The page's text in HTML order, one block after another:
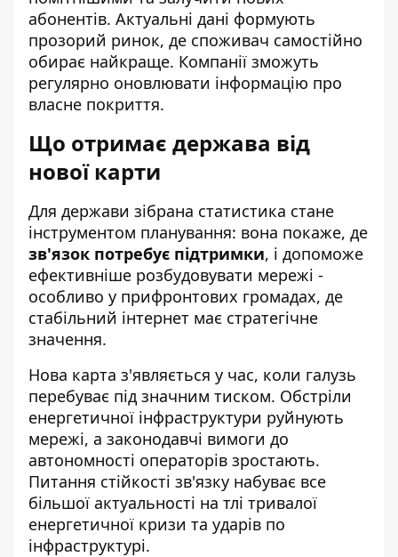
абонентів. Актуальні дані формують
прозорий ринок, де споживач самостійно
обирає найкраще. Компанії зможуть
регулярно оновлювати інформацію про
власне покриття.
Що отримає держава від
нової карти
Для держави зібрана статистика стане
інструментом планування: вона покаже, де
зв'язок потребує підтримки, і допоможе
ефективніше розбудовувати мережі -
особливо у прифронтових громадах, де
стабільний інтернет має стратегічне
значення.
Нова карта з'являється у час, коли галузь
перебуває під значним тиском. Обстріли
енергетичної інфраструктури руйнують
мережі, а законодавчі вимоги до
автономності операторів зростають.
Питання стійкості зв'язку набуває все
більшої актуальності на тлі тривалої
енергетичної кризи та ударів по
інфраструктурі.